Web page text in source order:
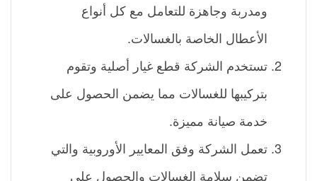
ومدربة وجاهزة للتعامل مع كل أنواع
الأعطال الخاصة بالغسالات.
تستخدم الشركة قطع غيار أصلية وتقوم
بتركيبها للغسالات مما يضمن الحصول على
خدمة صيانة مميزة.
تعمل الشركة وفق المعايير الأوروبية والتي
تضمن سلامة الغسالات والحصول على